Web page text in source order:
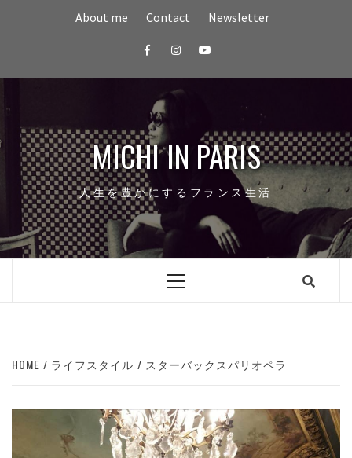
About me Contact Newsletter
FacebookInstagramyoutube
MICHI IN PARIS
人生を豊かにするフランス生活
Primary
HOME ライフスタイル スターバックスパリオペラ